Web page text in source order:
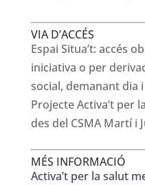
VIA D’ACCÉS
Espai Situa’t: accés
iniciativa o per
social, demanant dia
Projecte Activa’t per
des del CSMA Martí i
MÉS INFORMACIÓ
Activa’t per la salut